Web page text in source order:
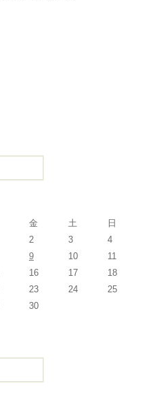
金 土
日
2 3
4
9 10
11
16 17
18
23 24
25
30